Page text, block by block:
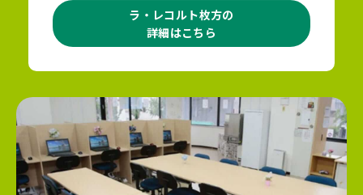
ラ・レコルト枚方の
詳細はこちら